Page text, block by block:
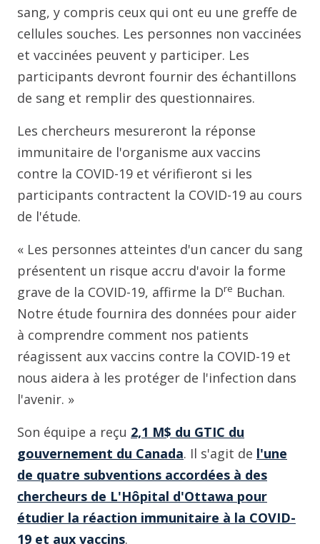
sang, y compris ceux qui ont eu une greffe de
cellules souches. Les personnes non vaccinées
et vaccinées peuvent y participer. Les
participants devront fournir des échantillons
de sang et remplir des questionnaires.
Les chercheurs mesureront la réponse
immunitaire de l'organisme aux vaccins
contre la COVID-19 et vérifieront si les
participants contractent la COVID-19 au cours
de l'étude.
« Les personnes atteintes d'un cancer du sang
présentent un risque accru d'avoir la forme
grave de la COVID-19, affirme la Dre Buchan.
Notre étude fournira des données pour aider
à comprendre comment nos patients
réagissent aux vaccins contre la COVID-19 et
nous aidera à les protéger de l'infection dans
l'avenir. »
Son équipe a reçu 2,1 M$ du GTIC du
gouvernement du Canada. Il s'agit de l'une
de quatre subventions accordées à des
chercheurs de L'Hôpital d'Ottawa pour
étudier la réaction immunitaire à la COVID-
19 et aux vaccins.